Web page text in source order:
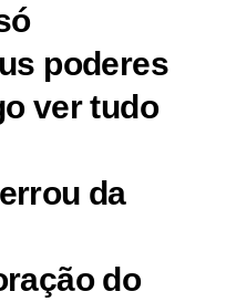
poderes
ver tudo
da
do